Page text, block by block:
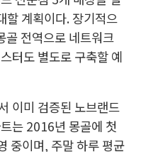
계획이다. 장기적으
골 전역으로 네트워크
터도 별도로 구축할 예
이미 검증된 노브랜드
는 2016년 몽골에 첫
중이며, 주말 하루 평균